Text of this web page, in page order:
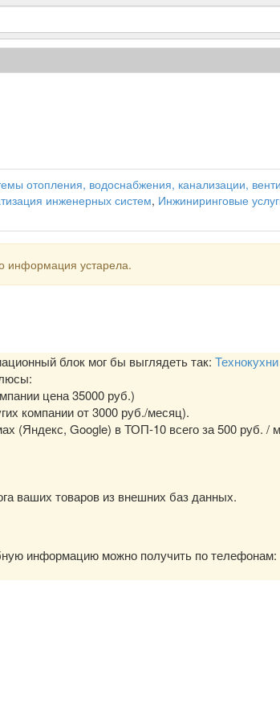
отопления, водоснабжения, канализации,
инженерных систем, Инжиниринговые
информация устарела.
блок мог бы выглядеть так: Технокухни
цена 35000 руб.)
компании от 3000 руб./месяц).
(Яндекс, Google) в ТОП-10 всего за 500 руб. /
ваших товаров из внешних баз данных.
информацию можно получить по телефонам: